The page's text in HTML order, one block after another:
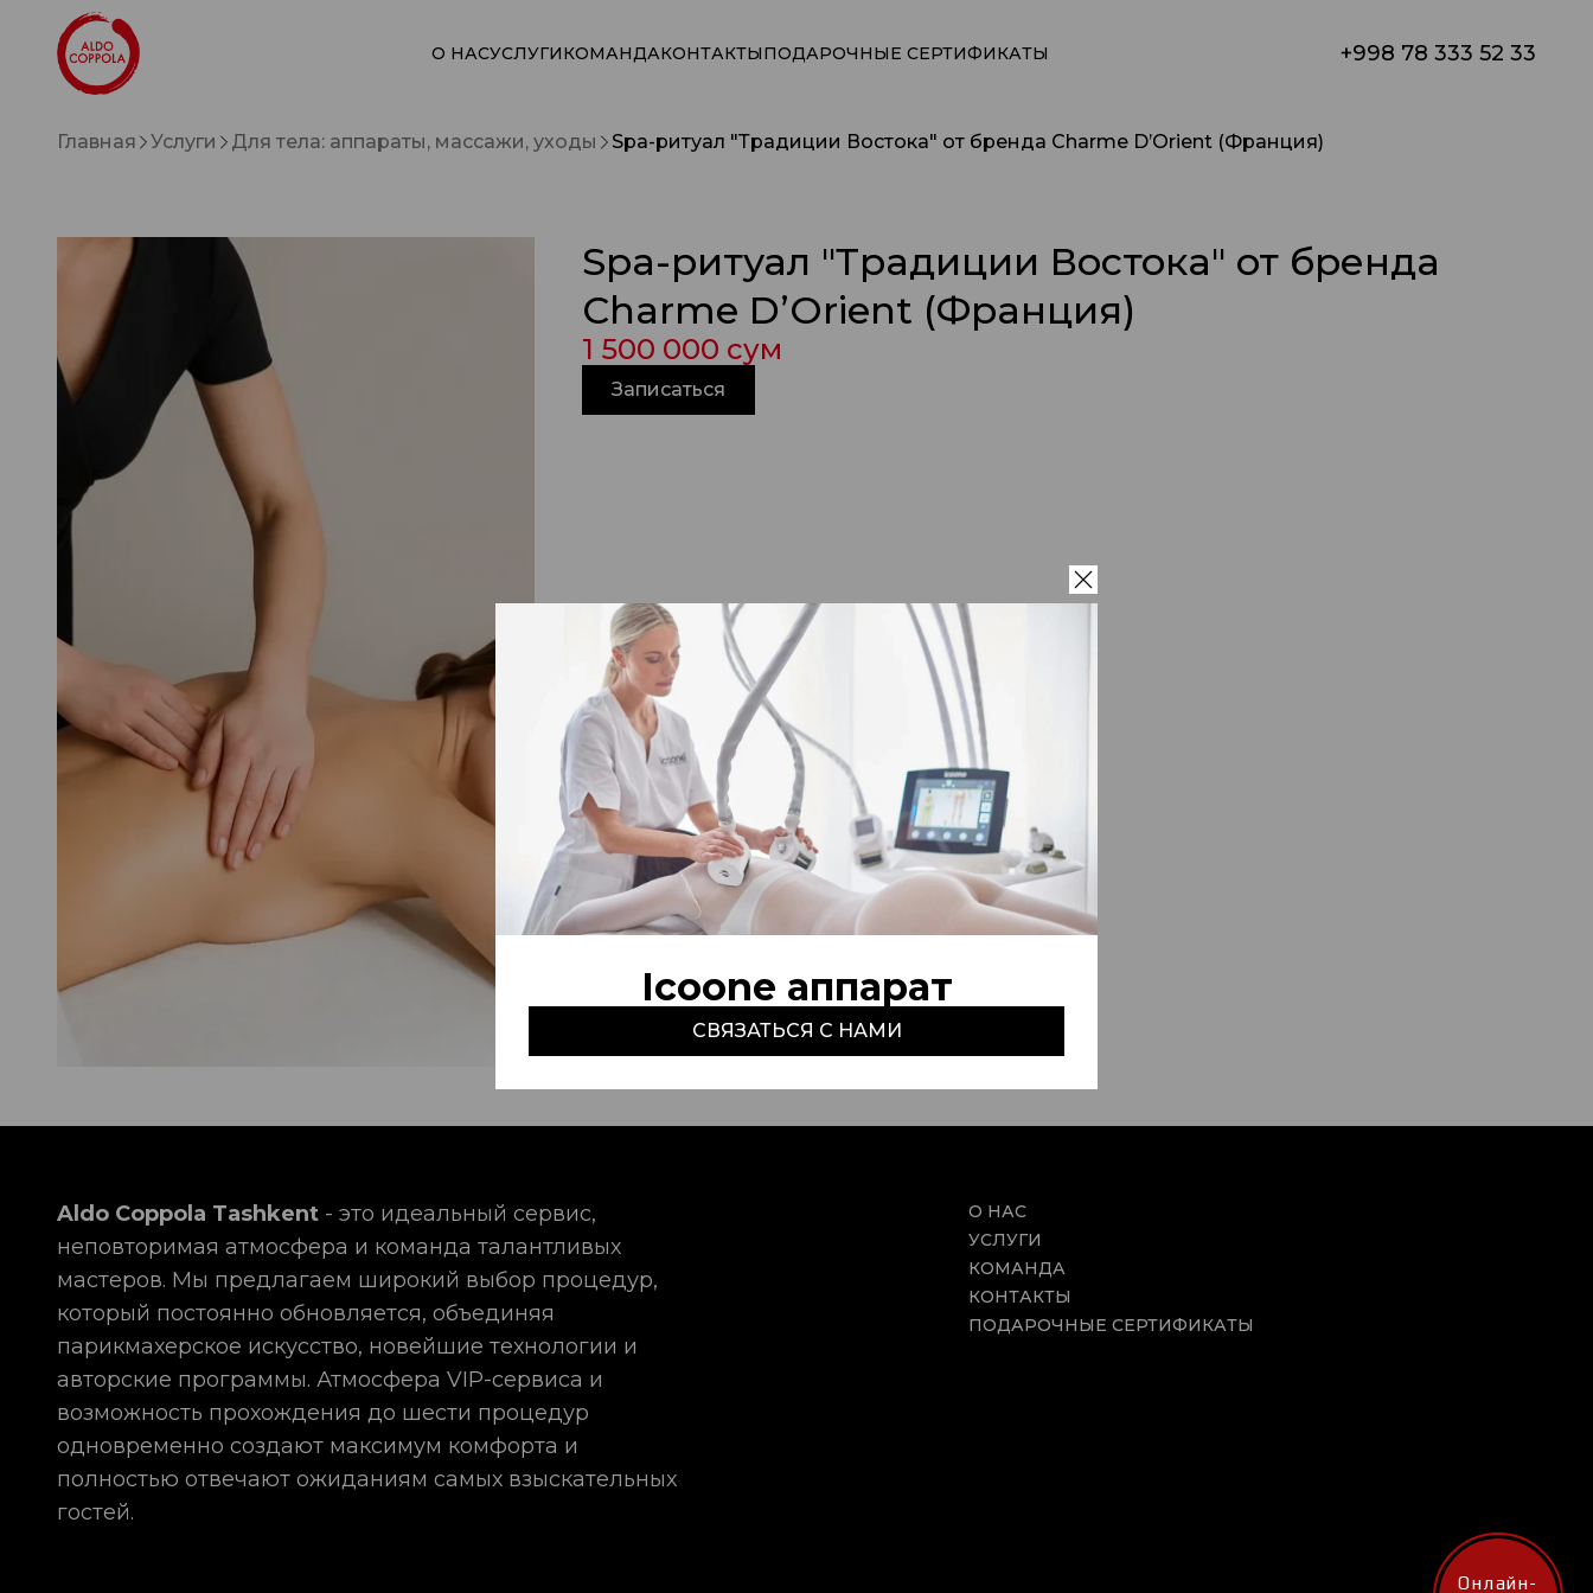
О НАСУСЛУГИКОМАНДАКОНТАКТЫПОДАРОЧНЫЕ СЕРТИФИКАТЫ +998 78 333 52 33
Icoone аппарат
СВЯЗАТЬСЯ С НАМИ
Главная Услуги Для тела: аппараты, массажи, уходы Spa-ритуал "Традиции Востока" от бренда Charme D’Orient (Франция)
Spa-ритуал "Традиции Востока" от бренда
Charme D’Orient (Франция)
1 500 000 сум
Записаться
Aldo Coppola Tashkent - это идеальный сервис,
неповторимая атмосфера и команда талантливых
мастеров. Мы предлагаем широкий выбор процедур,
который постоянно обновляется, объединяя
парикмахерское искусство, новейшие технологии и
авторские программы. Атмосфера VIP-сервиса и
возможность прохождения до шести процедур
одновременно создают максимум комфорта и
полностью отвечают ожиданиям самых взыскательных
гостей.
О НАС
УСЛУГИ
КОМАНДА
КОНТАКТЫ
ПОДАРОЧНЫЕ СЕРТИФИКАТЫ
Онлайн-